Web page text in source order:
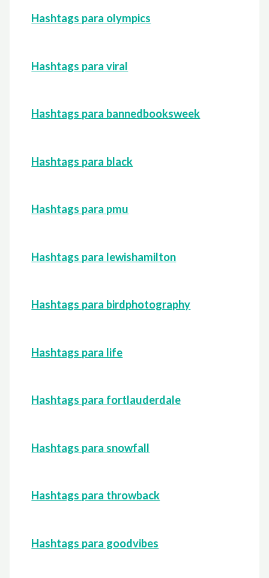
Hashtags para olympics
Hashtags para viral
Hashtags para bannedbooksweek
Hashtags para black
Hashtags para pmu
Hashtags para lewishamilton
Hashtags para birdphotography
Hashtags para life
Hashtags para fortlauderdale
Hashtags para snowfall
Hashtags para throwback
Hashtags para goodvibes